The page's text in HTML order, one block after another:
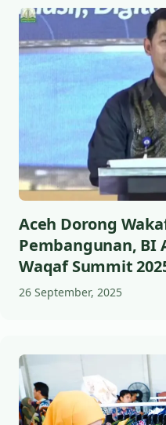
Aceh Dorong
Pembangunan, BI
Waqaf Summit
26 September, 2025